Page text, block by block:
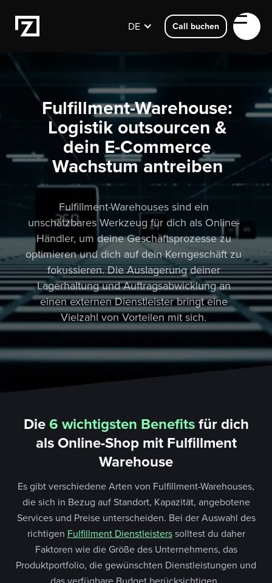
DE Call buchen
Fulfillment-Warehouse:
Logistik outsourcen &
dein E-Commerce
Wachstum antreiben
Fulfillment-Warehouses sind ein
unschätzbares Werkzeug für dich als Online-
Händler, um deine Geschäftsprozesse zu
optimieren und dich auf dein Kerngeschäft zu
fokussieren. Die Auslagerung deiner
Lagerhaltung und Auftragsabwicklung an
einen externen Dienstleister bringt eine
Vielzahl von Vorteilen mit sich.
Die6 wichtigsten Benefitsfür dich
als Online-Shop mit Fulfillment
Warehouse
Es gibt verschiedene Arten von Fulfillment-Warehouses,
die sich in Bezug auf Standort, Kapazität, angebotene
Services und Preise unterscheiden. Bei der Auswahl des
richtigen Fulfillment Dienstleisterssolltest du daher
Faktoren wie die Größe des Unternehmens, das
Produktportfolio, die gewünschten Dienstleistungen und